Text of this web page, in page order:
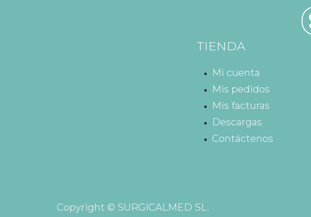
TIENDA
Mi cuenta
Mis pedidos
Mis facturas
Descargas
Contáctenos
Copyright © SURGICALMED SL.